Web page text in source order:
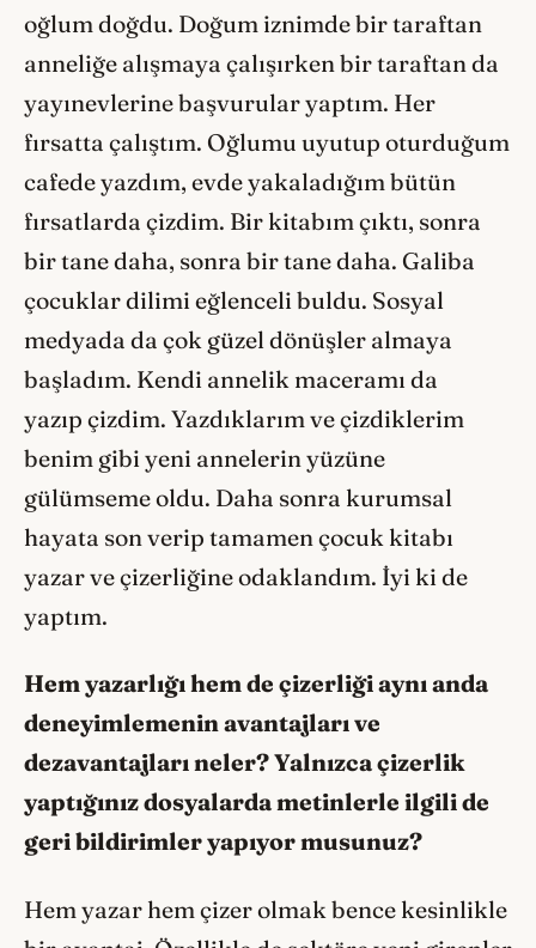
oğlum doğdu. Doğum iznimde bir taraftan
anneliğe alışmaya çalışırken bir taraftan da
yayınevlerine başvurular yaptım. Her
fırsatta çalıştım. Oğlumu uyutup oturduğum
cafede yazdım, evde yakaladığım bütün
fırsatlarda çizdim. Bir kitabım çıktı, sonra
bir tane daha, sonra bir tane daha. Galiba
çocuklar dilimi eğlenceli buldu. Sosyal
medyada da çok güzel dönüşler almaya
başladım. Kendi annelik maceramı da
yazıp çizdim. Yazdıklarım ve çizdiklerim
benim gibi yeni annelerin yüzüne
gülümseme oldu. Daha sonra kurumsal
hayata son verip tamamen çocuk kitabı
yazar ve çizerliğine odaklandım. İyi ki de
yaptım.
Hem yazarlığı hem de çizerliği aynı anda
deneyimlemenin avantajları ve
dezavantajları neler? Yalnızca çizerlik
yaptığınız dosyalarda metinlerle ilgili de
geri bildirimler yapıyor musunuz?
Hem yazar hem çizer olmak bence kesinlikle